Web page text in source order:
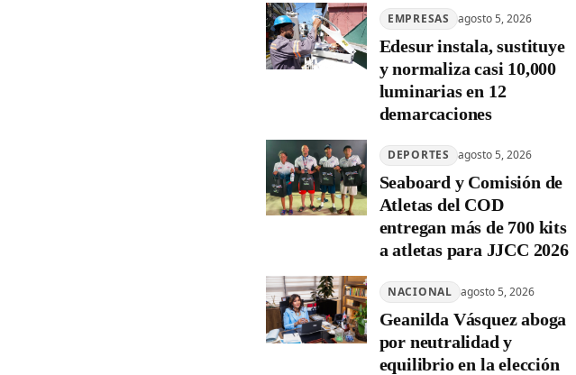
EMPRESAS agosto 5, 2026
Edesur instala, sustituye
y normaliza casi 10,000
luminarias en 12
demarcaciones
DEPORTES agosto 5, 2026
Seaboard y Comisión de
Atletas del COD
entregan más de 700 kits
a atletas para JJCC 2026
NACIONAL agosto 5, 2026
Geanilda Vásquez aboga
por neutralidad y
equilibrio en la elección